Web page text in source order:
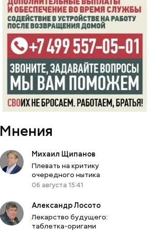
Мнения
Михаил Щипанов
Плевать на критику
очередного нытика
06 августа 15:41
Александр Лосото
Лекарство будущего:
таблетка-оригами